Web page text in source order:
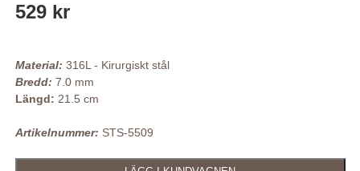
529 kr
Material: 316L - Kirurgiskt stål
Bredd: 7.0 mm
Längd: 21.5 cm
Artikelnummer: STS-5509